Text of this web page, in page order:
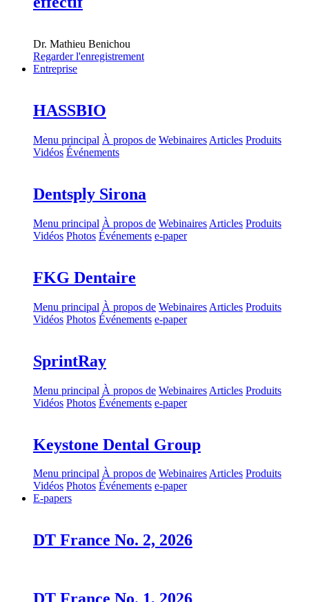
Dr. Mathieu Benichou
Regarder l'enregistrement
Entreprise
HASSBIO
Menu principal À propos de Webinaires Articles Produits
Vidéos Événements
Dentsply Sirona
Menu principal À propos de Webinaires Articles Produits
Vidéos Photos Événements e-paper
FKG Dentaire
Menu principal À propos de Webinaires Articles Produits
Vidéos Photos Événements e-paper
SprintRay
Menu principal À propos de Webinaires Articles Produits
Vidéos Photos Événements e-paper
Keystone Dental Group
Menu principal À propos de WebinairesArticles Produits
Vidéos Photos Événements e-paper
E-papers
DT France No. 2, 2026